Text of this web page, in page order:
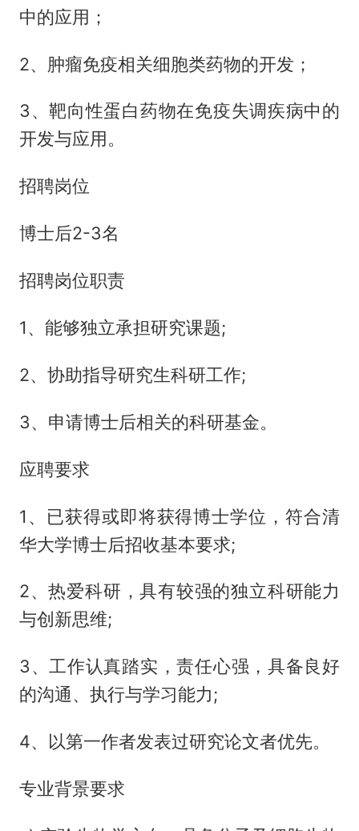
中的应用；
2、肿瘤免疫相关细胞类药物的开发；
3、靶向性蛋白药物在免疫失调疾病中的
开发与应用。
招聘岗位
博士后2-3名
招聘岗位职责
1、能够独立承担研究课题;
2、协助指导研究生科研工作;
3、申请博士后相关的科研基金。
应聘要求
1、已获得或即将获得博士学位，符合清
华大学博士后招收基本要求;
2、热爱科研，具有较强的独立科研能力
与创新思维;
3、工作认真踏实，责任心强，具备良好
的沟通、执行与学习能力;
4、以第一作者发表过研究论文者优先。
专业背景要求